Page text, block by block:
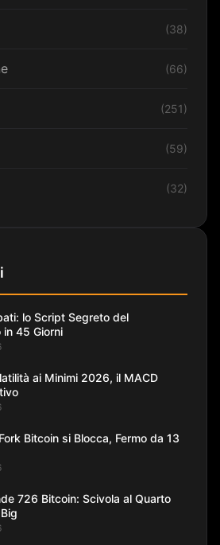
(38)
(66)
(251)
(59)
(32)
lo Script Segreto del
in 45 Giorni
ai Minimi 2026, il MACD
Bitcoin si Blocca, Fermo da 13
726 Bitcoin: Scivola al Quarto